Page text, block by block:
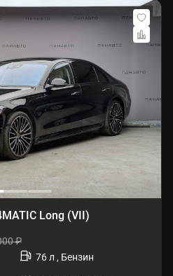
Long (VII)
₽
76 л , Бензин